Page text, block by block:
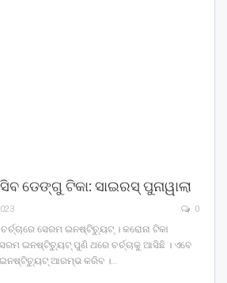
ଡେଙ୍ଗୁ ଟିକା: ସାଇରସ୍ ପୁନାୱାଲା
0
ସେରମ ଇନଷ୍ଟିଚ୍ୟୁଟ୍ । କରୋନା ଟିକା
ଇନଷ୍ଟିଚ୍ୟୁଟ୍ ପୁଣି ଥରେ ଚର୍ଚ୍ଚାକୁ ଆସିଛି । ଏବେ
ଆରମ୍ଭ କରିବ ।…